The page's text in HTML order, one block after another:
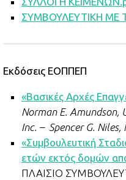
ΣΥΜΒΟΥΛΕΥΤΙΚΗ ΜΕ
Εκδόσεις ΕΟΠΠΕΠ
«Βασικές Αρχές
Norman E. Amundson,
Inc. – Spencer G.
«Συμβουλευτική
ετών εκτός δομών
ΠΛΑΙΣΙΟ